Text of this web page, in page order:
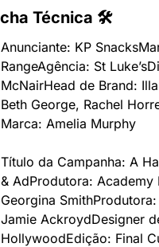
Técnica 🛠
Anunciante: KP Snacks
RangeAgência: St Luke’s
McNairHead de Brand:
Beth George, Rachel
Marca: Amelia Murphy
Título da Campanha: A
& AdProdutora: Academy
Georgina Smith
Jamie AckroydDesigner
HollywoodEdição: Final